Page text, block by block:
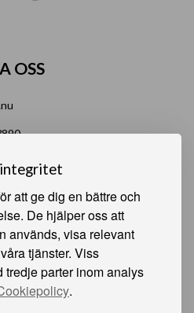
integritet
att ge dig en bättre och
De hjälper oss att
används, visa relevant
tjänster. Viss
tredje parter inom analys
.
OSS
9a, 686 35 Sunne
68693 Sunne
SIDOR